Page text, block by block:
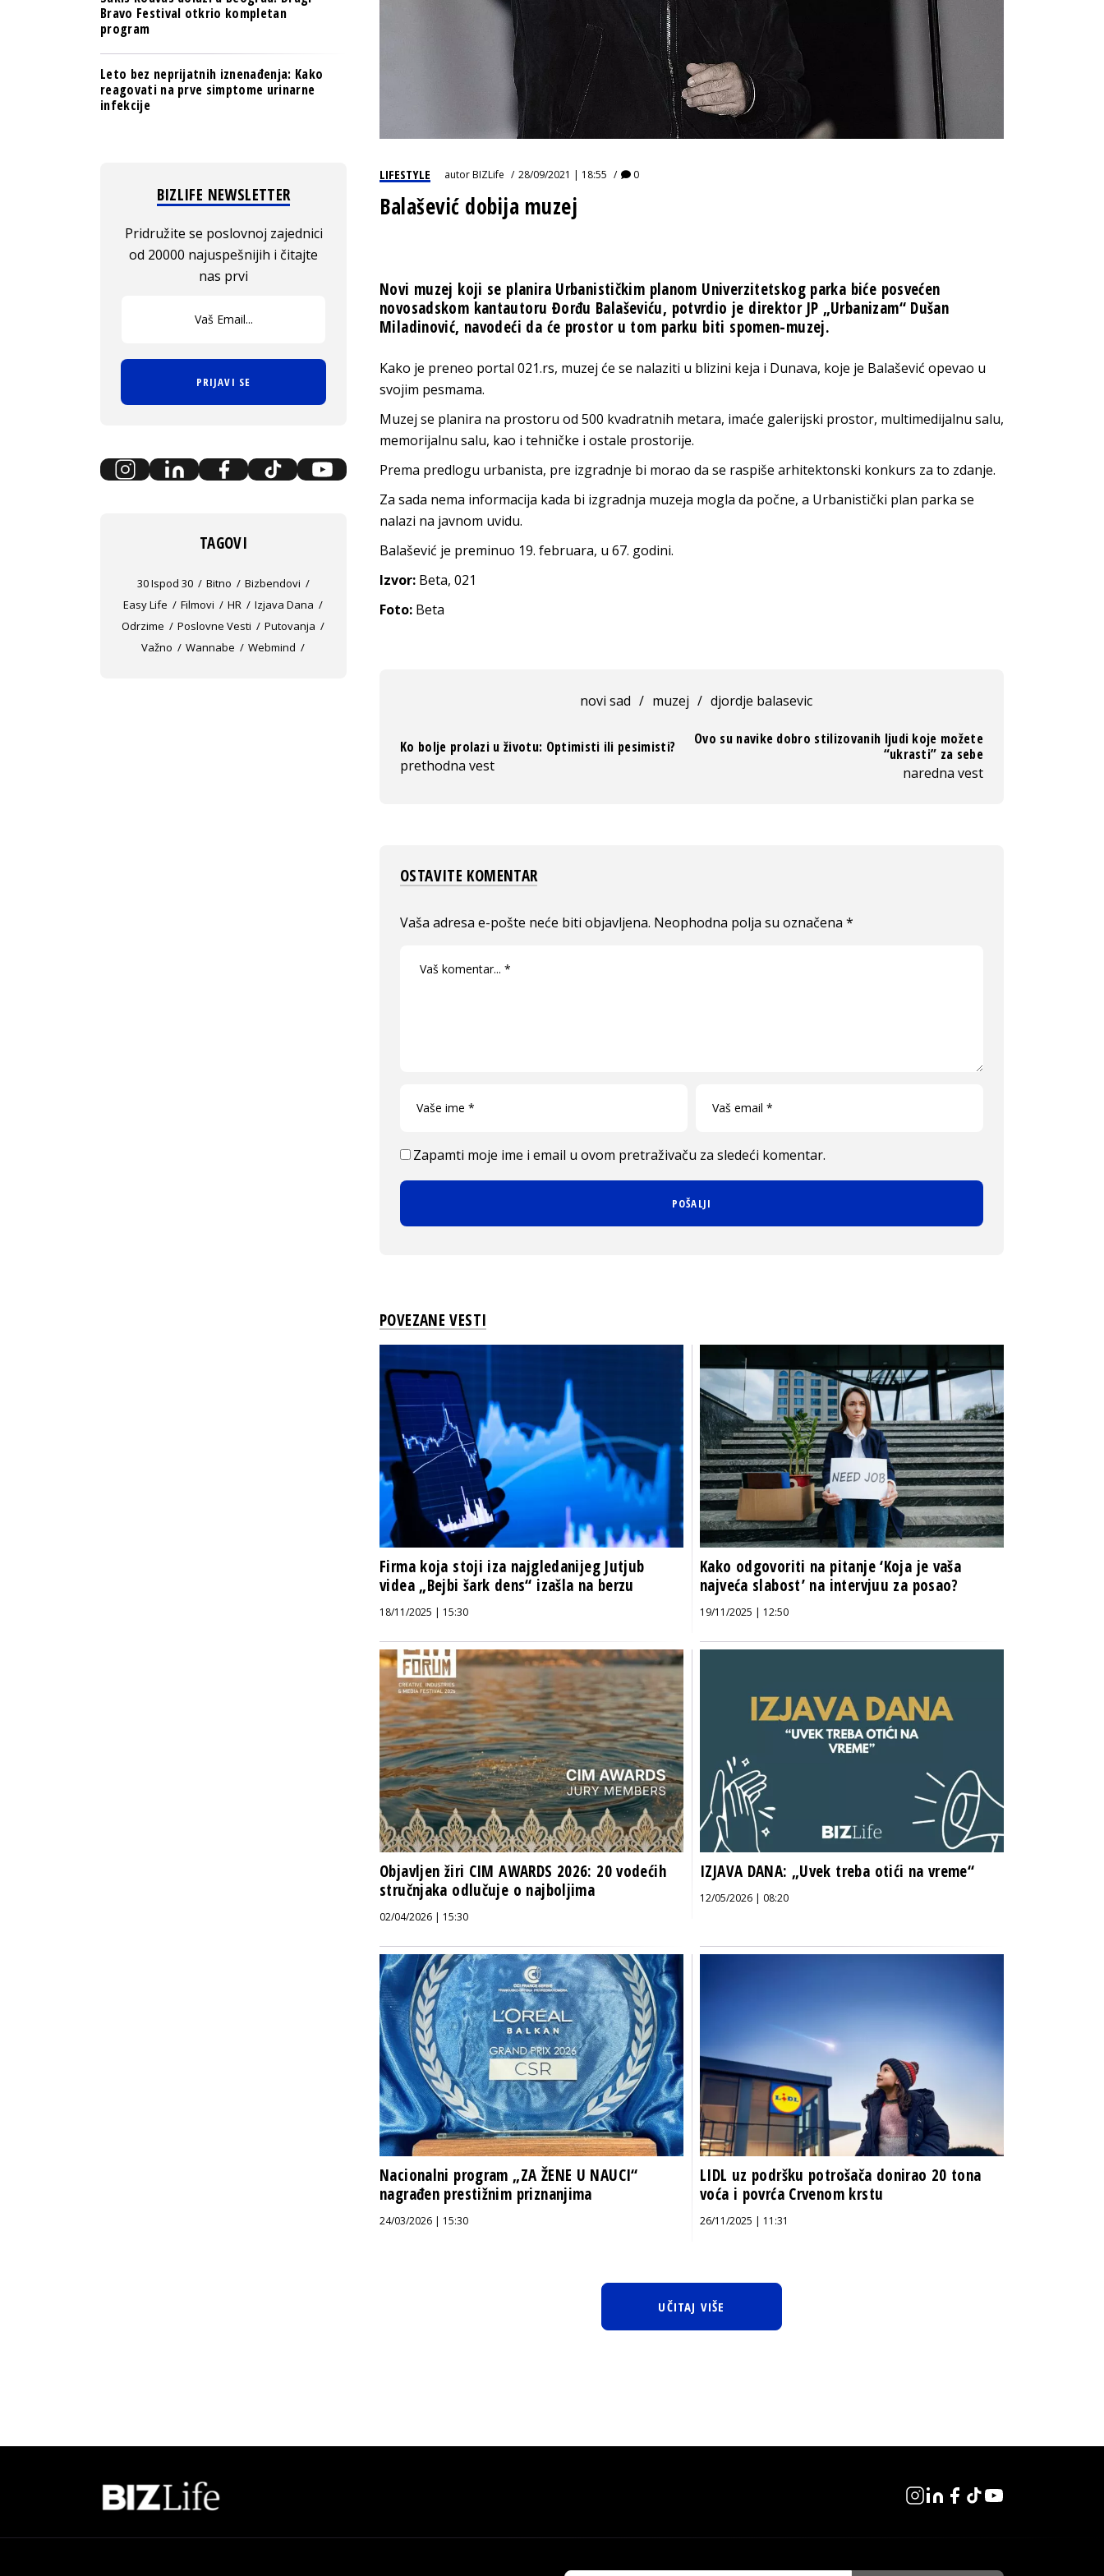
LIFESTYLE autorBIZLife 28/09/2021 | 18:55 0
Balašević dobija muzej
Novi muzej koji se planira Urbanističkim planom Univerzitetskog parka biće posvećen
novosadskom kantautoru Đorđu Balaševiću, potvrdio je direktor JP „Urbanizam“ Dušan
Miladinović, navodeći da će prostor u tom parku biti spomen-muzej.
Kako je preneo portal 021.rs, muzej će se nalaziti u blizini keja i Dunava, koje je Balašević opevao u
svojim pesmama.
Muzej se planira na prostoru od 500 kvadratnih metara, imaće galerijski prostor, multimedijalnu salu,
memorijalnu salu, kao i tehničke i ostale prostorije.
Prema predlogu urbanista, pre izgradnje bi morao da se raspiše arhitektonski konkurs za to zdanje.
Za sada nema informacija kada bi izgradnja muzeja mogla da počne, a Urbanistički plan parka se
nalazi na javnom uvidu.
Balašević je preminuo 19. februara, u 67. godini.
Izvor: Beta, 021
Foto: Beta
novi sad / muzej / djordje balasevic
Ko bolje prolazi u životu: Optimisti ili pesimisti?
prethodna vest
Ovo su navike dobro stilizovanih ljudi koje možete
“ukrasti” za sebe
naredna vest
OSTAVITE KOMENTAR
Vaša adresa e-pošte neće biti objavljena. Neophodna polja su označena *
Zapamti moje ime i email u ovom pretraživaču za sledeći komentar.
POVEZANE VESTI
Firma koja stoji iza najgledanijeg Jutjub
videa „Bejbi šark dens“ izašla na berzu
18/11/2025 | 15:30
Kako odgovoriti na pitanje ‘Koja je vaša
najveća slabost’ na intervjuu za posao?
19/11/2025 | 12:50
Objavljen žiri CIM AWARDS 2026: 20 vodećih
stručnjaka odlučuje o najboljima
02/04/2026 | 15:30
IZJAVA DANA: „Uvek treba otići na vreme“
12/05/2026 | 08:20
Nacionalni program „ZA ŽENE U NAUCI“
nagrađen prestižnim priznanjima
24/03/2026 | 15:30
LIDL uz podršku potrošača donirao 20 tona
voća i povrća Crvenom krstu
26/11/2025 | 11:31
UČITAJ VIŠE
Bravo Festival otkrio kompletan
program
Leto bez neprijatnih iznenađenja: Kako
reagovati na prve simptome urinarne
infekcije
BIZLIFE NEWSLETTER
Pridružite se poslovnoj zajednici
od 20000 najuspešnijih i čitajte
nas prvi
PRIJAVI SE
TAGOVI
30 Ispod 30 Bitno
Bizbendovi
Easy Life
Filmovi HR
Izjava Dana
Odrzime
Poslovne Vesti
Putovanja
Važno
Wannabe Webmind